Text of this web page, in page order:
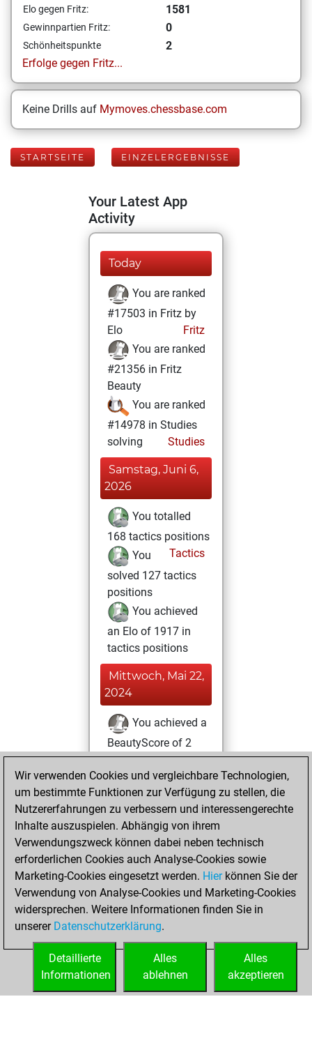
Elo gegen Fritz: 1581
Gewinnpartien Fritz: 0
Schönheitspunkte
2
Erfolge gegen Fritz...
Keine Drills auf Mymoves.chessbase.com
STARTSEITE EINZELERGEBNISSE
Your Latest App
Activity
Today
You are ranked
#17503 in Fritz by
Elo
Fritz
You are ranked
#21356 in Fritz
Beauty
You are ranked
#14978 in Studies
solving
Studies
Samstag, Juni 6,
2026
You totalled
168 tactics positions
Tactics
You
solved 127 tactics
positions
You achieved
an Elo of 1917 in
tactics positions
Mittwoch, Mai 22,
2024
You achieved a
BeautyScore of 2
Fritz
achieved a new Elo
of 1581
your Fritz account
Freitag,
September 9,
2022
You created
your Studies account
Studies
Wir verwenden Cookies und vergleichbare Technologien,
um bestimmte Funktionen zur Verfügung zu stellen, die
Nutzererfahrungen zu verbessern und interessengerechte
Inhalte auszuspielen. Abhängig von ihrem
Verwendungszweck können dabei neben technisch
erforderlichen Cookies auch Analyse-Cookies sowie
Marketing-Cookies eingesetzt werden. Hierkönnen Sie der
Verwendung von Analyse-Cookies und Marketing-Cookies
widersprechen. Weitere Informationen finden Sie in
unserer Datenschutzerklärung.
Alles
akzeptieren
Alles
ablehnen
Detaillierte
Informationen